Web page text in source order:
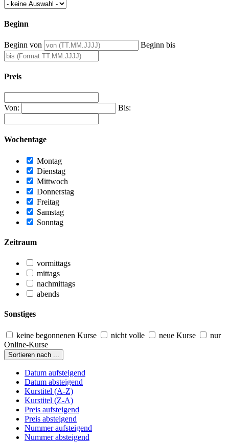
Beginn
Beginn von Beginn bis
Preis
Von: Bis:
Wochentage
Montag
Dienstag
Mittwoch
Donnerstag
Freitag
Samstag
Sonntag
Zeitraum
vormittags
mittags
nachmittags
abends
Sonstiges
keine begonnenen Kurse nicht volle neue Kurse
nur
Online-Kurse
Sortieren nach ...
Datum aufsteigend
Datum absteigend
Kurstitel (A-Z)
Kurstitel (Z-A)
Preis aufsteigend
Preis absteigend
Nummer aufsteigend
Nummer absteigend